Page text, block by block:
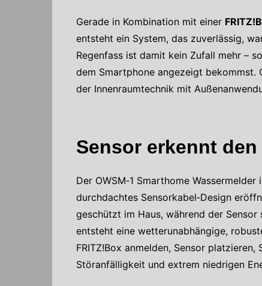
Gerade in Kombination mit einer
entsteht ein System, das zuverlässig,
Regenfass ist damit kein Zufall mehr –
dem Smartphone angezeigt bekommst.
der Innenraumtechnik mit
Sensor erkennt
Der OWSM‑1 Smarthome
durchdachtes Sensorkabel‑Design
geschützt im Haus, während der
entsteht eine wetterunabhängige,
FRITZ!Box anmelden, Sensor
Störanfälligkeit und extrem niedrigen